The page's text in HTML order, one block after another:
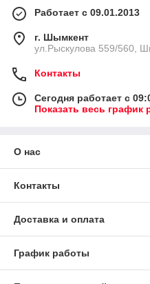
Работает с 09.01.2013
г. Шымкент
ул.Рыскулова 559/560,
Контакты
Сегодня работает с
Показать весь график
О нас
Контакты
Доставка и оплата
График работы